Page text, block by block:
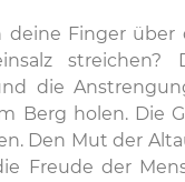
Finger über
die
Berg holen. Die
Den Mut der
Freude der